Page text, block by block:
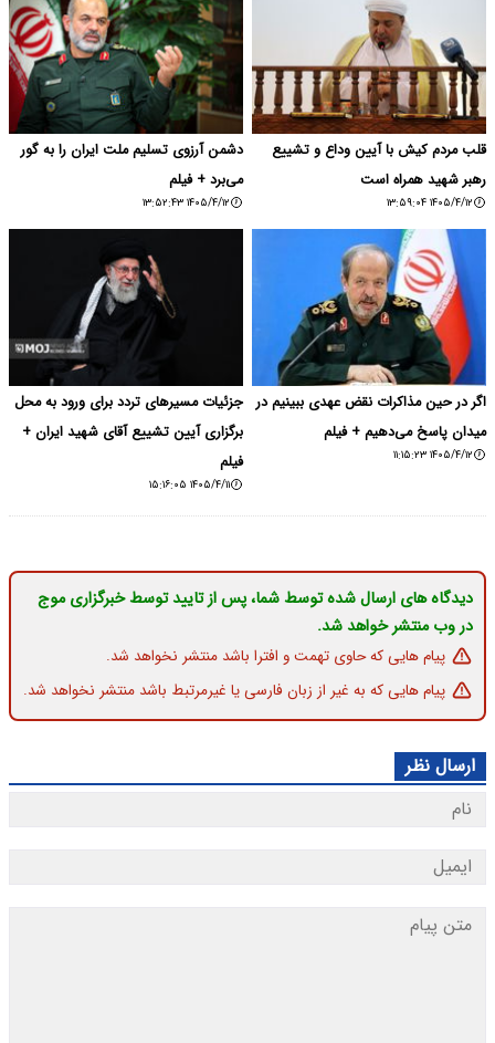
قلب مردم کیش با آیین وداع و تشییع
رهبر شهید همراه است
۱۴۰۵/۴/۱۲ ۱۳:۵۹:۰۴
دشمن آرزوی تسلیم ملت ایران را به گور
می‌برد + فیلم
۱۴۰۵/۴/۱۲ ۱۳:۵۲:۴۳
اگر در حین مذاکرات نقض عهدی ببینیم در
میدان پاسخ می‌دهیم + فیلم
۱۴۰۵/۴/۱۲ ۱۱:۱۵:۲۳
جزئیات مسیرهای تردد برای ورود به محل
برگزاری آیین تشییع آقای شهید ایران +
فیلم
۱۴۰۵/۴/۱۱ ۱۵:۱۶:۰۵
دیدگاه های ارسال شده توسط شما، پس از تایید توسط خبرگزاری موج
در وب منتشر خواهد شد.
پیام هایی که حاوی تهمت و افترا باشد منتشر نخواهد شد.
پیام هایی که به غیر از زبان فارسی یا غیرمرتبط باشد منتشر نخواهد شد.
ارسال نظر